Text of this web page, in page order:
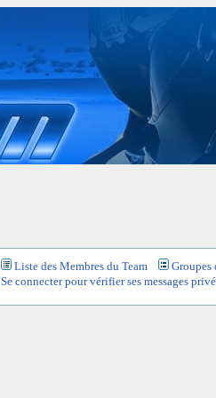
Liste des Membres du Team Groupes
Se connecter pour vérifier ses messages